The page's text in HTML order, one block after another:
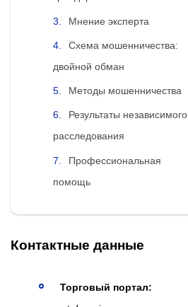
Мнение эксперта
Схема мошенничества:
двойной обман
Методы мошенничества
Результаты независимого
расследования
Профессиональная
помощь
Контактные данные
Торговый портал: